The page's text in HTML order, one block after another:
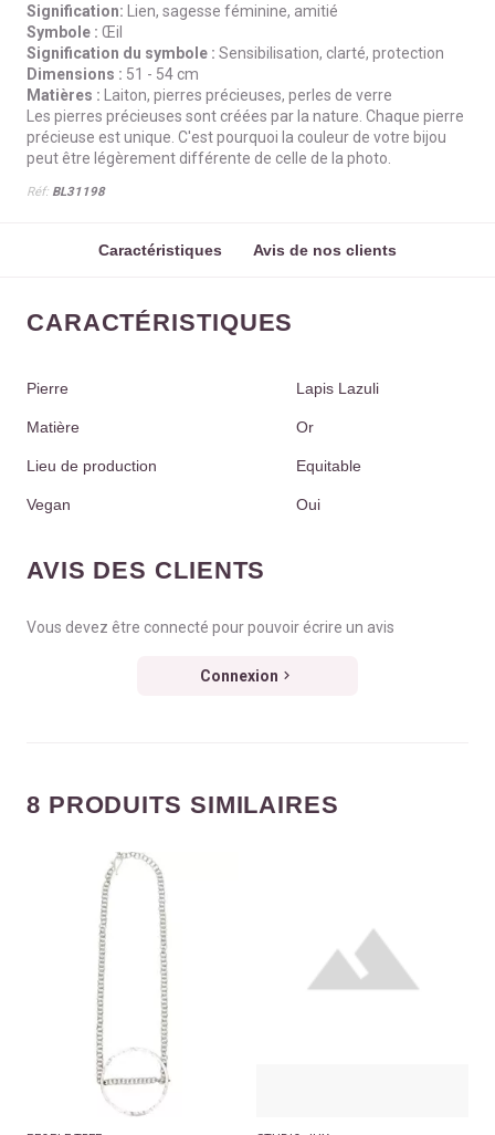
Signification:
ien, sagesse féminine, amitié
Symbole : Œil
Signification du symbole : Sensibilisation, clarté, protection
Dimensions : 51 - 54 cm
Matières : Laiton, pierres précieuses, perles de verre
Les pierres précieuses sont créées par la nature. Chaque pierre
précieuse est unique. C'est pourquoi la couleur de votre bijou
peut être légèrement différente de celle de la photo.
Réf: BL31198
Caractéristiques Avis de nos clients
CARACTÉRISTIQUES
Pierre Lapis Lazuli
Matière Or
Lieu de production Equitable
Vegan Oui
AVIS DES CLIENTS
Vous devez être connecté pour pouvoir écrire un avis
Connexion
8 PRODUITS SIMILAIRES